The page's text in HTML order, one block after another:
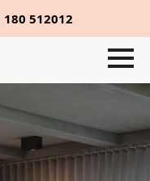
180 512012